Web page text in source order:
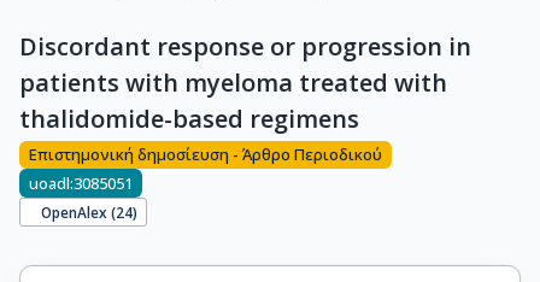
Discordant response or progression in
patients with myeloma treated with
thalidomide-based regimens
Επιστημονική δημοσίευση - Άρθρο Περιοδικού
uoadl:3085051
OpenAlex (24)